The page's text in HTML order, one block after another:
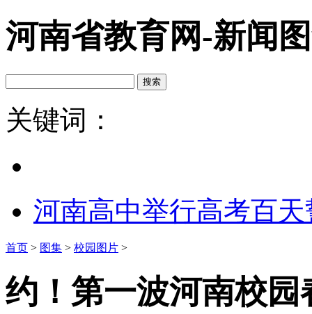
河南省教育网-新闻
关键词：
河南高中举行高考百
首页 > 图集 > 校园图片 >
约！第一波河南校